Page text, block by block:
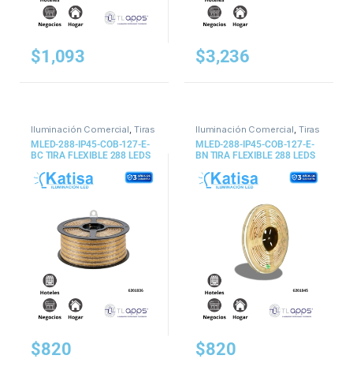
$1,093 $3,236
Iluminación Comercial, Tiras
y Mangueras
MLED-288-IP45-COB-127-E-
BC TIRA FLEXIBLE 288 LEDS
EXTERIOR BC
$820
Iluminación Comercial, Tiras
y Mangueras
MLED-288-IP45-COB-127-E-
BN TIRA FLEXIBLE 288 LEDS
EXTERIOR BN
$820